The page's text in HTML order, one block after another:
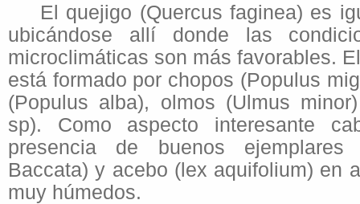
El quejigo (Quercus faginea) es
ubicándose allí donde las
microclimáticas son más favorables.
está formado por chopos (Populus
(Populus alba), olmos (Ulmus
sp). Como aspecto interesante
presencia de buenos
Baccata) y acebo (lex aquifolium) en
muy húmedos.